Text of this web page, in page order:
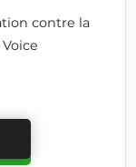
contre la